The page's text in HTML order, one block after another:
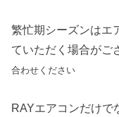
繁忙期シーズンはエ
ていただく場合がご
合わせください
RAYエアコンだけで